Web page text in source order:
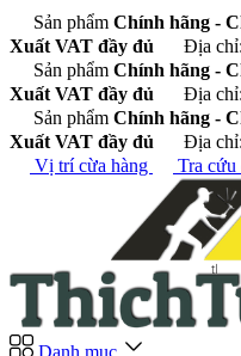
Sản phẩm Chính hãng -
Xuất VAT đầy đủ
Địa chỉ:
Sản phẩm Chính hãng -
Xuất VAT đầy đủ
Địa chỉ:
Sản phẩm Chính hãng -
Xuất VAT đầy đủ
Địa chỉ:
Vị trí cừa hàng
Tra cứu
Danh mục